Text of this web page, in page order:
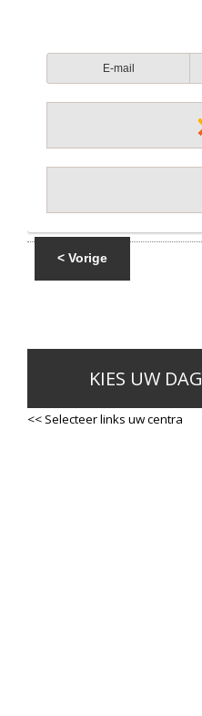
E-mail
< Vorige
KIES UW DAG
<< Selecteer links uw centra